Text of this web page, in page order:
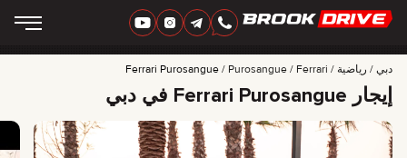
‏العربية‏
ماركات
مدة الإيجار
أفضل العروض
دبي رياضية Ferrari
Purosangue
Ferrari Purosangue
إيجار Ferrari Purosangue في دبي